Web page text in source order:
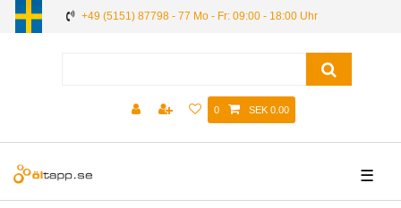
+49 (5151) 87798 - 77 Mo - Fr: 09:00 - 18:00 Uhr
0 SEK 0.00
☰